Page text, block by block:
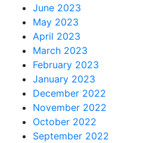
June 2023
May 2023
April 2023
March 2023
February 2023
January 2023
December 2022
November 2022
October 2022
September 2022